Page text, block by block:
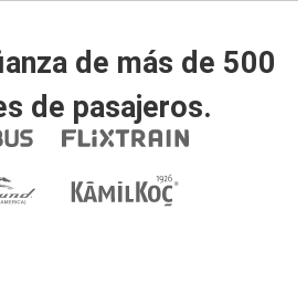
de más de 500
de pasajeros.